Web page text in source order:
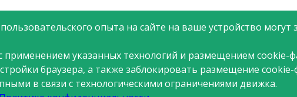
опыта на сайте на ваше устройство могут
применением указанных технологий и размещением cookie-
браузера, а также заблокировать размещение
в связи с технологическими ограничениями движка.